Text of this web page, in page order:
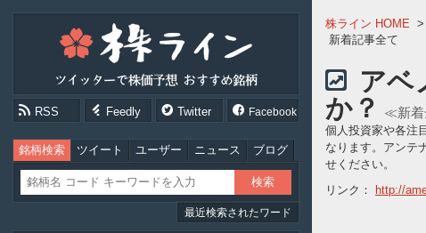
RSS Feedly Twitter Facebook
銘柄検索 ツイート ユーザー ニュース ブログ
最近検索されたワード
株ライン HOME >
新着記事全て
アベ
か？
≪新
個人投資家や各注
なります。アンテ
せください。
リンク：
http://